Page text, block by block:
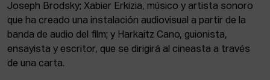
Joseph Brodsky; Xabier Erkizia, músico y artista sonoro
que ha creado una instalación audiovisual a partir de la
banda de audio del film; y Harkaitz Cano, guionista,
ensayista y escritor, que se dirigirá al cineasta a través
de una carta.